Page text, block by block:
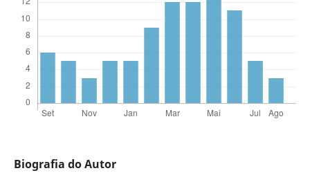
Biografia do Autor